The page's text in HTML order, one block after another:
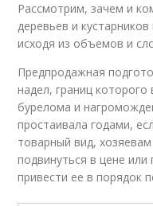
Рассмотрим, зачем и
деревьев и
исходя из объемов и
Предпродажная
надел, границ
бурелома и
простаивала годами,
товарный вид,
подвинуться в цене
привести ее в порядок